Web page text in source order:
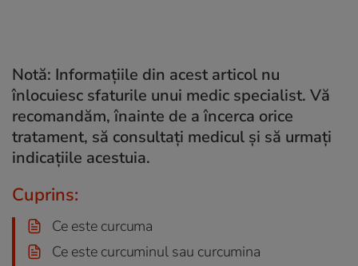
Notă: Informațiile din acest articol nu
înlocuiesc sfaturile unui medic specialist. Vă
recomandăm, înainte de a încerca orice
tratament, să consultați medicul și să urmați
indicațiile acestuia.
Cuprins:
Ce este curcuma
Ce este curcuminul sau curcumina